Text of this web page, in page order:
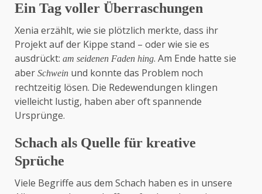
Ein Tag voller Überraschungen
Xenia erzählt, wie sie plötzlich merkte, dass ihr
Projekt auf der Kippe stand – oder wie sie es
ausdrückt: am seidenen Faden hing. Am Ende hatte sie
aber Schwein und konnte das Problem noch
rechtzeitig lösen. Die Redewendungen klingen
vielleicht lustig, haben aber oft spannende
Ursprünge.
Schach als Quelle für kreative
Sprüche
Viele Begriffe aus dem Schach haben es in unsere